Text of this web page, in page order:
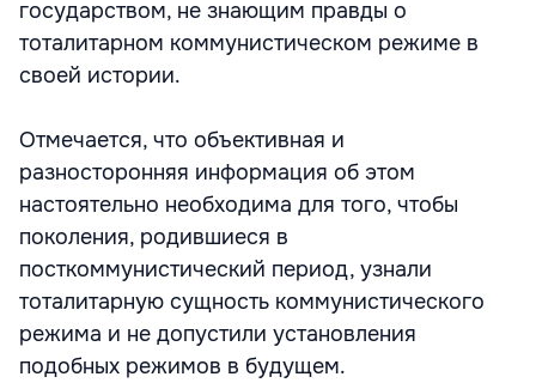
государством, не знающим правды о
тоталитарном коммунистическом режиме в
своей истории.
Отмечается, что объективная и
разносторонняя информация об этом
настоятельно необходима для того, чтобы
поколения, родившиеся в
посткоммунистический период, узнали
тоталитарную сущность коммунистического
режима и не допустили установления
подобных режимов в будущем.